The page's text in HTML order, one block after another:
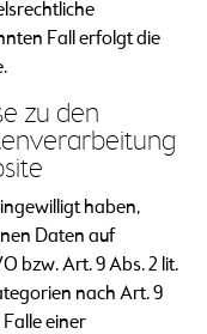
Fall erfolgt die
zu den
haben,
Daten auf
bzw. Art. 9 Abs. 2 lit.
nach Art. 9
einer